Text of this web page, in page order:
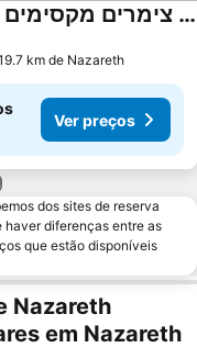
בקתות ילוז של רשת לב הגולן - 6 צימרים מקסימים עם בריכה משותפת ליד הכנרת
km de Nazareth
Ver preços
dos sites de reserva
haver diferenças entre as
que estão disponíveis
Nazareth
em Nazareth